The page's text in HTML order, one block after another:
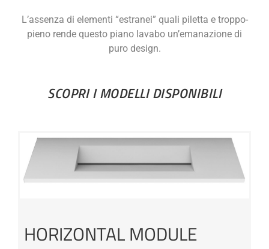
L’assenza di elementi “estranei” quali piletta e troppo-
pieno rende questo piano lavabo un’emanazione di
puro design.
SCOPRI I MODELLI DISPONIBILI
HORIZONTAL MODULE